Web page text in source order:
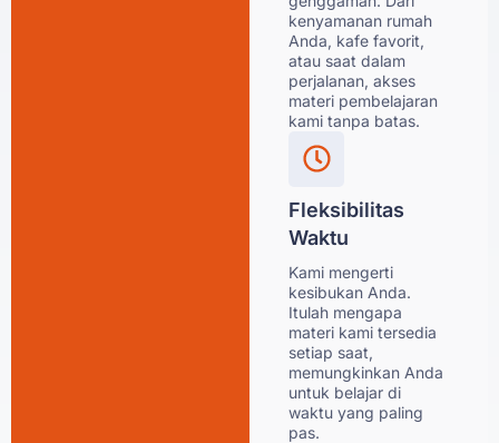
kenyamanan rumah
Anda, kafe favorit,
atau saat dalam
perjalanan, akses
materi pembelajaran
kami tanpa batas.
Fleksibilitas
Waktu
Kami mengerti
kesibukan Anda.
Itulah mengapa
materi kami tersedia
setiap saat,
memungkinkan Anda
untuk belajar di
waktu yang paling
pas.